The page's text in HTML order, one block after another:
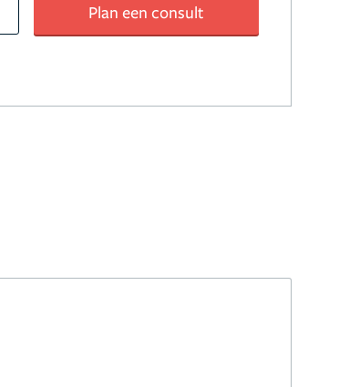
Plan een consult